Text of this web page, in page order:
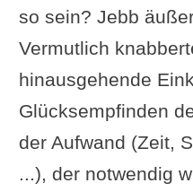
so sein? Jebb
Vermutlich
hinausgehende
Glücksempfinden
der Aufwand (Zeit,
...), der notwendig